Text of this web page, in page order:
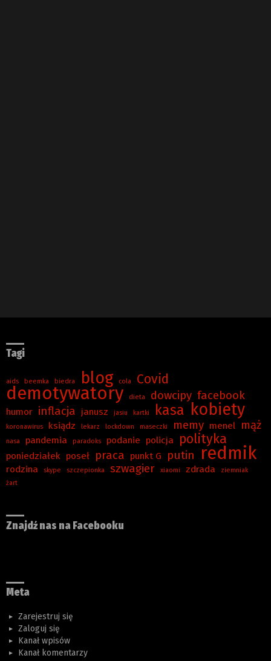
Tagi
aids beemka biedra blog cola Covid
demotywatory dieta dowcipy facebook
humor inflacja janusz jasiu kartki kasa kobiety
koronawirus ksiądz lekarz lockdown maseczki memy menel mąż
nasa pandemia paradoks podanie policja polityka
poniedziałek poseł praca punkt G putin redmik
rodzina skype szczepionka szwagier xiaomi zdrada
ziemniak
żart
Znajdź nas na Facebooku
Meta
Zarejestruj się
Zaloguj się
Kanał wpisów
Kanał komentarzy